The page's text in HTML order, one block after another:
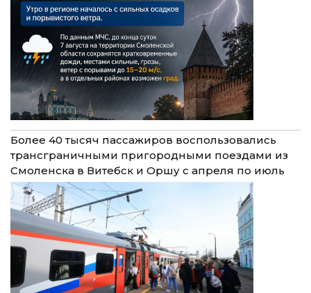
Более 40 тысяч пассажиров воспользовались
трансграничными пригородными поездами из
Смоленска в Витебск и Оршу с апреля по июль